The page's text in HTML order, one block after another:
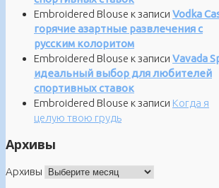
Embroidered Blouse к записи Vodka
горячие азартные развлечения с
русским колоритом
Embroidered Blouse к записи Vavada
идеальный выбор для любителей
спортивных ставок
Embroidered Blouse к записи Когда я
целую твою грудь
Архивы
Архивы